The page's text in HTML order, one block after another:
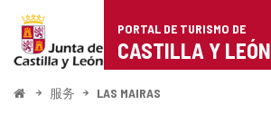
Portal
de
Turismo
PORTAL DE TURISMO DE
CASTILLA Y LEÓN
开
服务 LAS MAIRAS